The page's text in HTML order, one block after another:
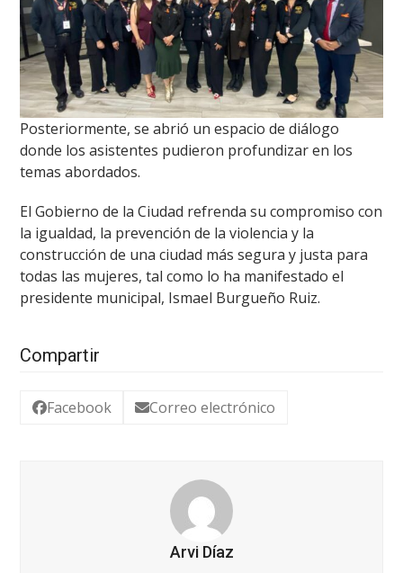
Posteriormente, se abrió un espacio de diálogo
donde los asistentes pudieron profundizar en los
temas abordados.
El Gobierno de la Ciudad refrenda su compromiso con
la igualdad, la prevención de la violencia y la
construcción de una ciudad más segura y justa para
todas las mujeres, tal como lo ha manifestado el
presidente municipal, Ismael Burgueño Ruiz.
Compartir
Facebook Correo electrónico
Arvi Díaz